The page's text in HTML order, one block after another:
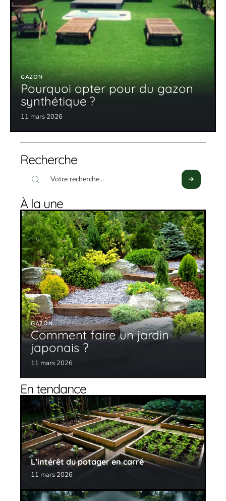
GAZON
Pourquoi opter pour du gazon
synthétique ?
11 mars 2026
Recherche
À la une
GAZON
Comment faire un jardin
japonais ?
11 mars 2026
En tendance
L’intérêt du potager en carré
11 mars 2026